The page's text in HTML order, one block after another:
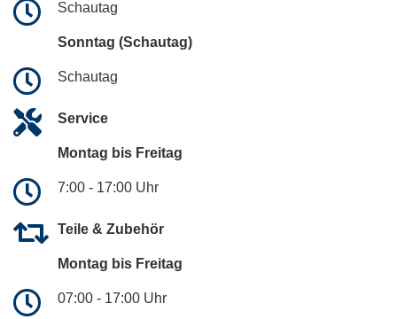
Schautag
Sonntag (Schautag)
Schautag
Service
Montag bis Freitag
7:00 - 17:00 Uhr
Teile & Zubehör
Montag bis Freitag
07:00 - 17:00 Uhr